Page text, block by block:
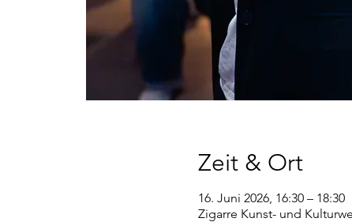
Zeit & Ort
16. Juni 2026, 16:30 – 18:30
Zigarre Kunst- und